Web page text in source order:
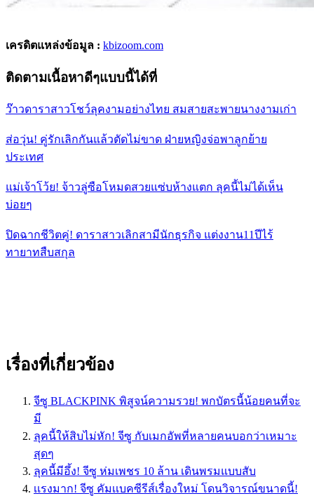
เครดิตแหล่งข้อมูล : kbizoom.com
ติดตามเนื้อหาดีๆแบบนี้ได้ที่
ว๊าวดาราสาวโชว์ลุคงามอย่างไทย สมสายสะพายนางงามเก่า
ส่อวุ่น! คู่รักเลิกกันแล้วตัดไม่ขาด ฝ่ายหญิงจ่อพาลูกย้าย
ประเทศ
แม่เจ้าโว้ย! จ้าวลู่ซือโหมดสวยแซ่บห้างแตก ลุคนี้ไม่ได้เห็น
บ่อยๆ
ปิดฉากชีวิตคู่! ดาราสาวเลิกสามีนักธุรกิจ แต่งงาน11ปีไร้
ทายาทสืบสกุล
เรื่องที่เกี่ยวข้อง
จีซู BLACKPINK พิสูจน์ความรวย! พกบัตรนี้น้อยคนที่จะ
มี
ลุคนี้ให้สิบไม่หัก! จีซู กับเมกอัพที่หลายคนบอกว่าเหมาะ
สุดๆ
ลุคนี้มีอึ้ง! จีซู ห่มเพชร 10 ล้าน เดินพรมแบบสับ
เเรงมาก! จีซู คัมเเบคซีรีส์เรื่องใหม่ โดนวิจารณ์ขนาดนี้!